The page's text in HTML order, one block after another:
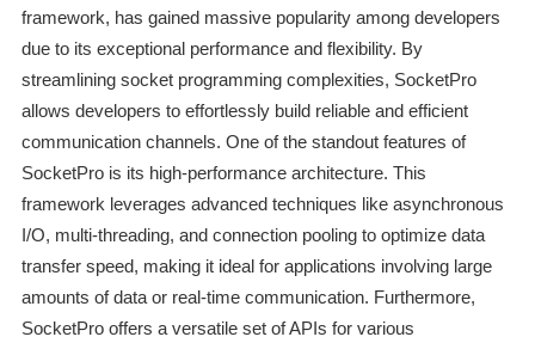
framework, has gained massive popularity among developers
due to its exceptional performance and flexibility. By
streamlining socket programming complexities, SocketPro
allows developers to effortlessly build reliable and efficient
communication channels. One of the standout features of
SocketPro is its high-performance architecture. This
framework leverages advanced techniques like asynchronous
I/O, multi-threading, and connection pooling to optimize data
transfer speed, making it ideal for applications involving large
amounts of data or real-time communication. Furthermore,
SocketPro offers a versatile set of APIs for various